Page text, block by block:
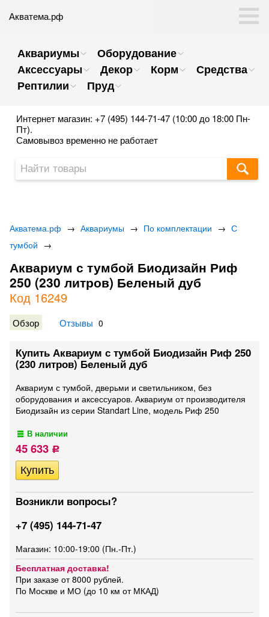
Акватема.рф
Аквариумы
Оборудование
Аксессуары
Декор Корм
Средства
Рептилии
Пруд
Интернет магазин: +7 (495) 144-71-47 (10:00 до 18:00 Пн-
Пт).
Самовывоз временно не работает
Акватема.рф → Аквариумы → По комплектации → С
тумбой →
Аквариум с тумбой Биодизайн Риф
250 (230 литров) Беленый дуб
Код 16249
Обзор Отзывы 0
Купить Аквариум с тумбой Биодизайн Риф 250
(230 литров) Беленый дуб
Аквариум с тумбой, дверьми и светильником, без
оборудования и аксессуаров. Аквариум от производителя
Биодизайн из серии Standart Line, модель Риф 250
В наличии
45 633 Р
Возникли вопросы?
+7 (495) 144-71-47
Магазин: 10:00-19:00 (Пн.-Пт.)
Бесплатная доставка!
При заказе от 8000 рублей.
По Москве и МО (до 10 км от МКАД)